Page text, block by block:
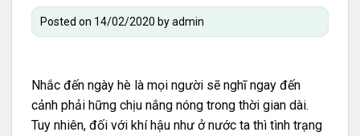
Posted on 14/02/2020 byadmin
Nhắc đến ngày hè là mọi người sẽ nghĩ ngay đến
cảnh phải hững chịu nắng nóng trong thời gian dài.
Tuy nhiên, đối với khí hậu như ở nước ta thì tình trạng